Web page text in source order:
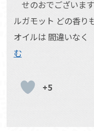
せのおでございます
ルガモット どの香り
オイルは 間違いな
む
+5